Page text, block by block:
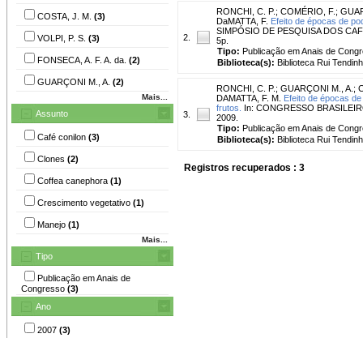
COSTA, J. M. (3)
VOLPI, P. S. (3)
FONSECA, A. F. A. da. (2)
GUARÇONI M., A. (2)
Mais...
Assunto
Café conilon (3)
Clones (2)
Coffea canephora (1)
Crescimento vegetativo (1)
Manejo (1)
Mais...
Tipo
Publicação em Anais de
Congresso (3)
Ano
2007 (3)
2.
RONCHI, C. P. ; COMÉRIO, F. ;
DaMATTA, F. Efeito de épocas de
SIMPÓSIO DE PESQUISA DOS
5p.
Tipo: Publicação em Anais de
Biblioteca(s): Biblioteca Rui
3.
RONCHI, C. P. ; GUARÇONI M., A. ;
DAMATTA, F. M. Efeito de épocas
frutos.
In: CONGRESSO
2009.
Tipo: Publicação em Anais de
Biblioteca(s): Biblioteca Rui
Registros recuperados : 3